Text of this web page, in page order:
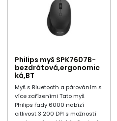
Philips myš SPK7607B-
bezdrátová,ergonomic
ká,BT
Myš s Bluetooth a párováním s
více zařízeními Tato myš
Philips řady 6000 nabízí
citlivost 3 200 DPI s možností